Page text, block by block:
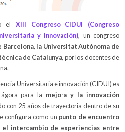
el XIII Congreso CIDUI (Congreso
y Innovación), un congreso
Barcelona, la Universitat Autònoma de
de Catalunya, por los docentes de
Universitaria e innovación (CIDUI) es
para la mejora y la innovación
con 25 años de trayectoria dentro de su
configura como un punto de encuentro
intercambio de experiencias entre